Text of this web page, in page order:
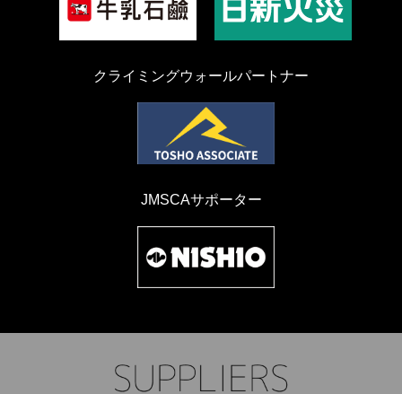
クライミングウォールパートナー
JMSCAサポーター